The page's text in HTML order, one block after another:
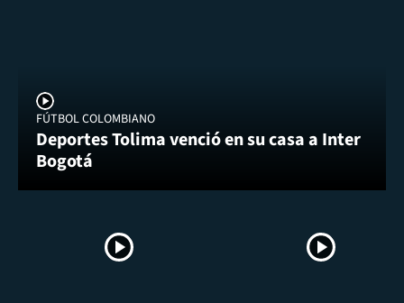
FÚTBOL COLOMBIANO
Deportes Tolima venció en su casa a Inter
Bogotá